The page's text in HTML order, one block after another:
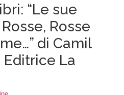
“Le sue
Rosse
di Camil
Editrice La